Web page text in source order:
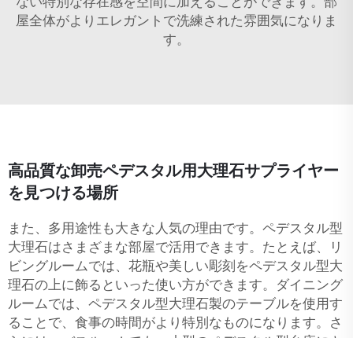
屋全体がよりエレガントで洗練された雰囲気になりま
す。
高品質な卸売ペデスタル用大理石サプライヤー
を見つける場所
また、多用途性も大きな人気の理由です。ペデスタル型
大理石はさまざまな部屋で活用できます。たとえば、リ
ビングルームでは、花瓶や美しい彫刻をペデスタル型大
理石の上に飾るといった使い方ができます。ダイニング
ルームでは、ペデスタル型大理石製のテーブルを使用す
ることで、食事の時間がより特別なものになります。さ